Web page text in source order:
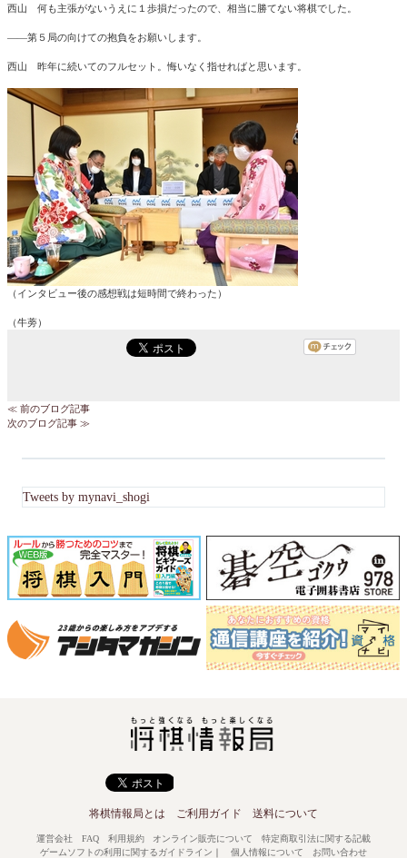
西山 何も主張がないうえに１歩損だったので、相当に勝てない将棋でした。
――第５局の向けての抱負をお願いします。
西山 昨年に続いてのフルセット。悔いなく指せればと思います。
（インタビュー後の感想戦は短時間で終わった）
（牛蒡）
≪ 前のブログ記事
次のブログ記事 ≫
Tweets by mynavi_shogi
将棋情報局とは ご利用ガイド 送料について
運営会社 FAQ 利用規約 オンライン販売について
特定商取引法に関する記載
ゲームソフトの利用に関するガイドライン ｜ 個人情報について お問い合わせ